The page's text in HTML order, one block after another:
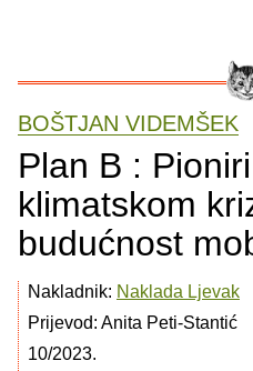
BOŠTJAN VIDEMŠEK
Plan B :
klimatskom
budućnost
Nakladnik: Naklada Ljevak
Prijevod: Anita Peti-Stantić
10/2023.